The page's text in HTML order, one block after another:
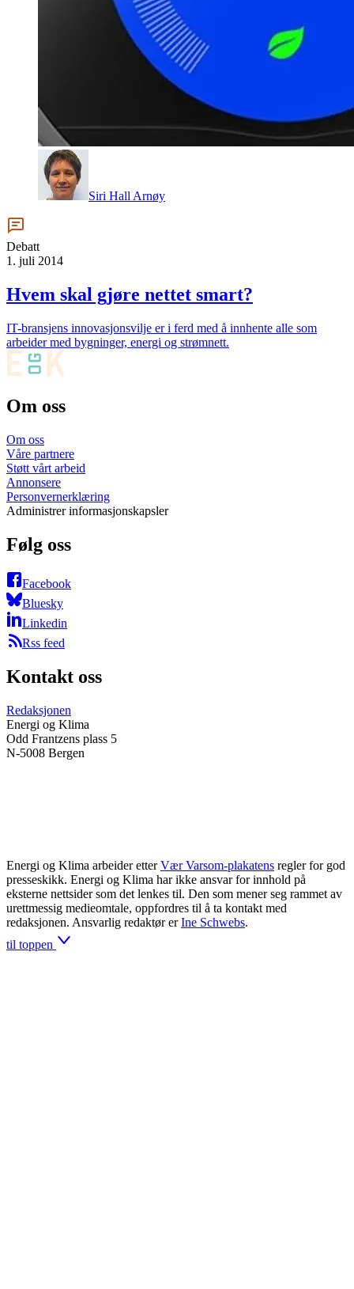
Siri Hall Arnøy
Debatt
1. juli 2014
Hvem skal gjøre nettet smart?
IT-bransjens innovasjonsvilje er i ferd med å innhente alle som
arbeider med bygninger, energi og strømnett.
Om oss
Om oss
Våre partnere
Støtt vårt arbeid
Annonsere
Personvernerklæring
Administrer informasjonskapsler
Følg oss
Facebook
Bluesky
Linkedin
Rss feed
Kontakt oss
Redaksjonen
Energi og Klima
Odd Frantzens plass 5
N-5008 Bergen
Energi og Klima arbeider etter Vær Varsom-plakatens regler for god
presseskikk. Energi og Klima har ikke ansvar for innhold på
eksterne nettsider som det lenkes til. Den som mener seg rammet av
urettmessig medieomtale, oppfordres til å ta kontakt med
redaksjonen. Ansvarlig redaktør er Ine Schwebs.
til toppen